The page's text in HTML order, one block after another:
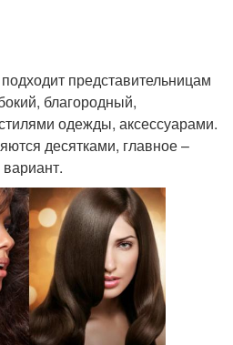
подходит представительницам
благородный,
одежды, аксессуарами.
десятками, главное –